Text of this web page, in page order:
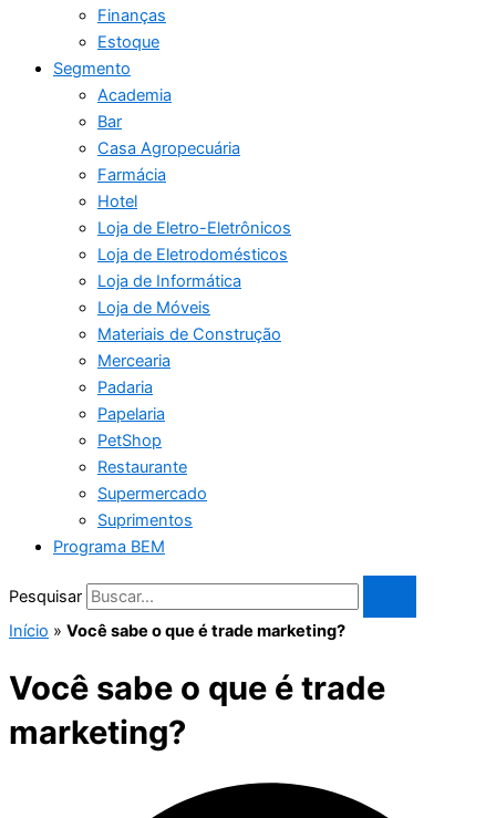
Finanças
Estoque
Segmento
Academia
Bar
Casa Agropecuária
Farmácia
Hotel
Loja de Eletro-Eletrônicos
Loja de Eletrodomésticos
Loja de Informática
Loja de Móveis
Materiais de Construção
Mercearia
Padaria
Papelaria
PetShop
Restaurante
Supermercado
Suprimentos
Programa BEM
Pesquisar
Início » Você sabe o que é trade marketing?
Você sabe o que é trade
marketing?